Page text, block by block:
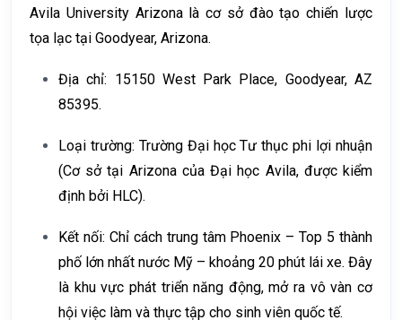
Avila University Arizonalà cơ sở đào tạo chiến lược
tọa lạc tại Goodyear, Arizona.
Địa chỉ: 15150 West Park Place, Goodyear, AZ
85395.
Loại trường: Trường Đại học Tư thục phi lợi nhuận
(Cơ sở tại Arizona của Đại học Avila, được kiểm
định bởi HLC).
Kết nối: Chỉ cách trung tâm Phoenix – Top 5 thành
phố lớn nhất nước Mỹ – khoảng 20 phút lái xe. Đây
là khu vực phát triển năng động, mở ra vô vàn cơ
hội việc làm và thực tập cho sinh viên quốc tế.